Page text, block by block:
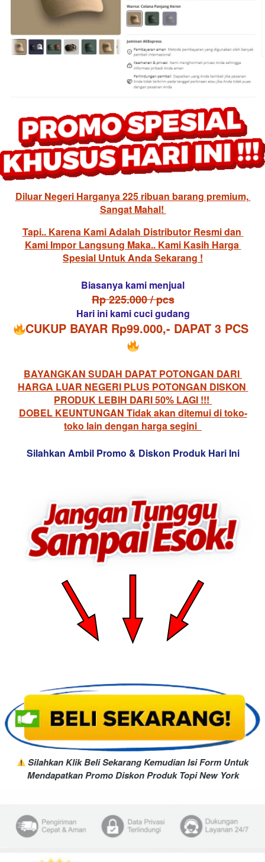
Diluar Negeri Harganya 225 ribuan barang premium,
Sangat Mahal!
Tapi.. Karena Kami Adalah Distributor Resmi dan
Kami Impor Langsung Maka.. Kami Kasih Harga
Spesial Untuk Anda Sekarang !
Biasanya kami menjual
Rp 225.000 / pcs
Hari ini kami cuci gudang
BAYANGKAN SUDAH DAPAT POTONGAN DARI
HARGA LUAR NEGERI PLUS POTONGAN DISKON
PRODUK LEBIH DARI 50% LAGI !!!
DOBEL KEUNTUNGAN Tidak akan ditemui di toko-
toko lain dengan harga segini
Silahkan Ambil Promo & Diskon Produk Hari Ini
Silahkan Klik Beli Sekarang Kemudian Isi Form Untuk
Mendapatkan Promo Diskon Produk Topi New York